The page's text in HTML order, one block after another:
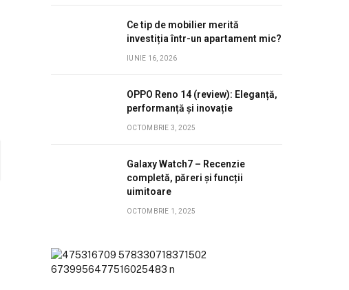
Ce tip de mobilier merită
investiția într-un apartament mic?
IUNIE 16, 2026
OPPO Reno 14 (review): Eleganță,
performanță și inovație
OCTOMBRIE 3, 2025
Galaxy Watch7 – Recenzie
completă, păreri și funcții
uimitoare
OCTOMBRIE 1, 2025